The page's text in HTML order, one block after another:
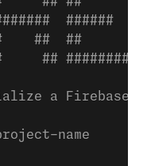
######
##  ##
## ########
a Firebase
name